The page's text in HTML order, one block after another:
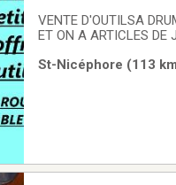
VENTE D'OUTILSA DRUMMONDVILLE SUR
ET ON A ARTICLES DE
St-Nicéphore (113